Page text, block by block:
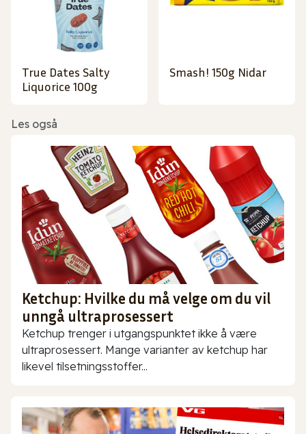
True Dates Salty
Liquorice 100g
Smash! 150g Nidar
Les også
Ketchup: Hvilke du må velge om du vil
unngå ultraprosessert
Ketchup trenger i utgangspunktet ikke å være
ultraprosessert. Mange varianter av ketchup har
likevel tilsetningsstoffer...